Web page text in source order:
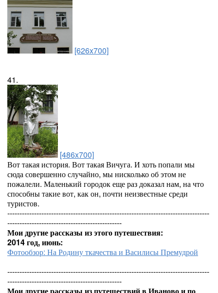
[626x700]
41.
[486x700]
Вот такая история. Вот такая Вичуга. И хоть попали мы
сюда совершенно случайно, мы нисколько об этом не
пожалели. Маленький городок еще раз доказал нам, на что
способны такие вот, как он, почти неизвестные среди
туристов.
-----------------------------------------------------------------------------------
-----------------------------------------------
Мои другие рассказы из этого путешествия:
2014 год, июнь:
Фотообзор: На Родину ткачества и Василисы Премудрой
-----------------------------------------------------------------------------------
-----------------------------------------------